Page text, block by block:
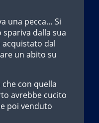
una pecca… Si
dalla sua
dal
un abito su
con quella
avrebbe cucito
poi venduto